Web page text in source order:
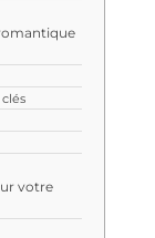
clés
votre